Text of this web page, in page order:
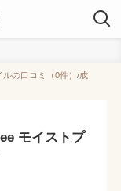
ルの口コミ（0件）/成
モイストプ